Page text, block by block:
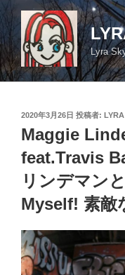
コ
ン
テ
ン
ツ
Lyra
投
稿
日:
2020年3月26日 投稿者:
Maggie
feat.Travis
リンデマン
Myself! 素敵